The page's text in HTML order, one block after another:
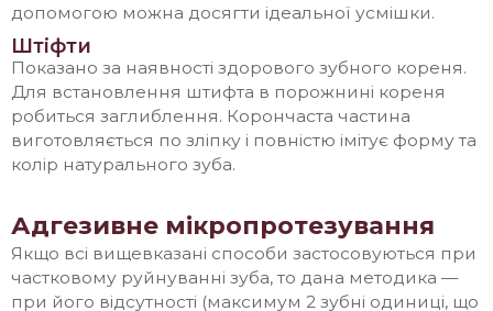
допомогою можна досягти ідеальної усмішки.
Штіфти
Показано за наявності здорового зубного кореня.
Для встановлення штифта в порожнині кореня
робиться заглиблення. Корончаста частина
виготовляється по зліпку і повністю імітує форму та
колір натурального зуба.
Адгезивне мікропротезування
Якщо всі вищевказані способи застосовуються при
частковому руйнуванні зуба, то дана методика —
при його відсутності (максимум 2 зубні одиниці, що